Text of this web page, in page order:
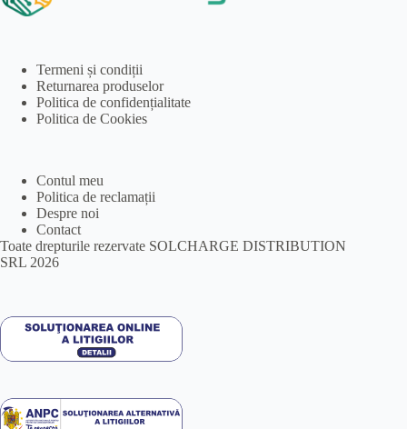
Termeni și condiții
Returnarea produselor
Politica de confidențialitate
Politica de Cookies
Contul meu
Politica de reclamații
Despre noi
Contact
Toate drepturile rezervate SOLCHARGE DISTRIBUTION
SRL 2026